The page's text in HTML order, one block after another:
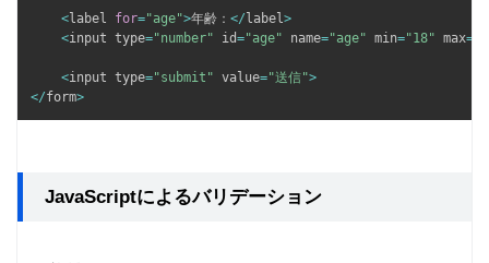
<label for="age">年齢： </ label>
<input type="number" id="age" name="age" min="18" max=
<input type="submit" value="送信">
</form>
JavaScriptによるバリデーション